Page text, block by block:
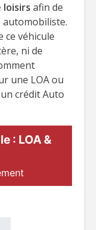
loisirs afin de
automobiliste.
ce véhicule
ni de
une LOA ou
crédit Auto